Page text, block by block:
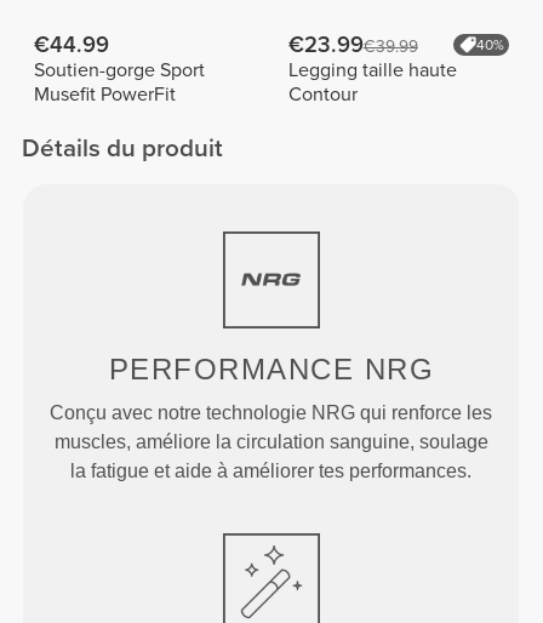
€44.99
Soutien-gorge Sport
Musefit PowerFit
€23.99€39.99 40%
Legging taille haute
Contour
Détails du produit
PERFORMANCE NRG
Conçu avec notre technologie NRG qui renforce les
muscles, améliore la circulation sanguine, soulage
la fatigue et aide à améliorer tes performances.